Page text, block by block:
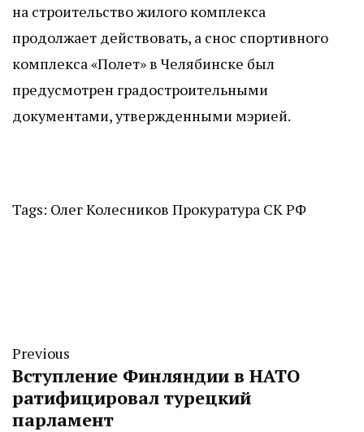
на строительство жилого комплекса
продолжает действовать, а снос спортивного
комплекса «Полет» в Челябинске был
предусмотрен градостроительными
документами, утвержденными мэрией.
Tags: Олег Колесников Прокуратура СК РФ
Previous
Вступление Финляндии в НАТО
ратифицировал турецкий
парламент